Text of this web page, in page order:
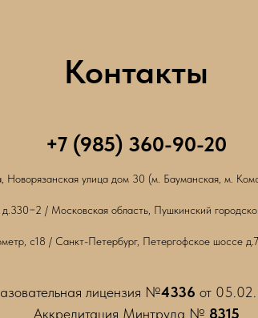
Контакты
+7 (985) 360-90-20
Новорязанская улица дом 30 (м. Бауманская, м.
/ Московская область, Пушкинский
с18 / Санкт-Петербург, Петергофское шоссе
лицензия №4336 от
Аккредитация Минтруда № 8315